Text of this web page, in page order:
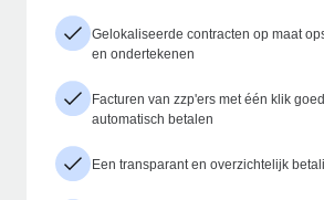
Gelokaliseerde contracten op maat
en ondertekenen
Facturen van zzp'ers met één klik
automatisch betalen
Een transparant en overzichtelijk